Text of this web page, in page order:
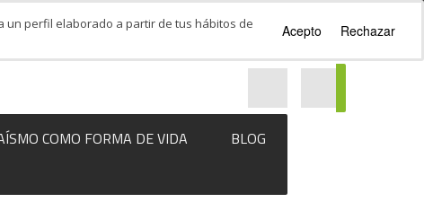
COMO FORMA DE VIDA BLOG
un perfil elaborado a partir de tus hábitos de
Acepto Rechazar